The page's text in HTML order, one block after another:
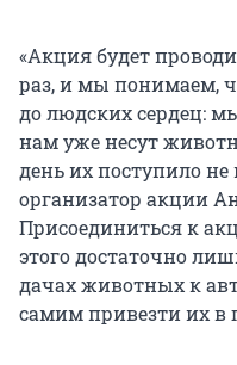
«Акция будет
раз, и мы понимаем,
до людских сердец:
нам уже несут
день их поступило
организатор акции
Присоединиться к
этого достаточно
дачах животных к
самим привезти их в